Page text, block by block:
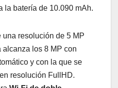
la batería de 10.090 mAh.
una resolución de 5 MP
alcanza los 8 MP con
y con la que se
resolución FullHD.